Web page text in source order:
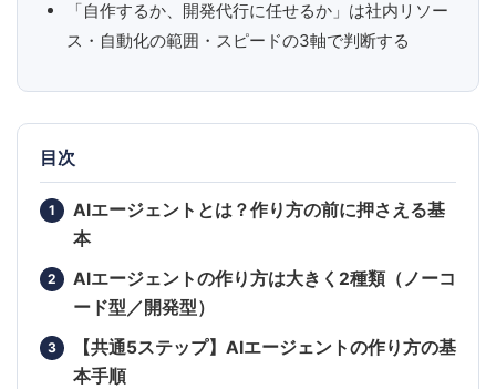
「自作するか、開発代行に任せるか」は社内リソー
ス・自動化の範囲・スピードの3軸で判断する
目次
AIエージェントとは？作り方の前に押さえる基
本
AIエージェントの作り方は大きく2種類（ノーコ
ード型／開発型）
【共通5ステップ】AIエージェントの作り方の基
本手順